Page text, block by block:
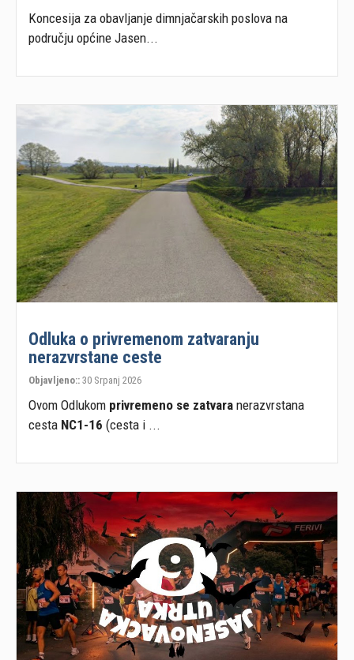
Koncesija za obavljanje dimnjačarskih poslova na
području općine Jasen...
Odluka o privremenom zatvaranju
nerazvrstane ceste
Objavljeno:: 30 Srpanj 2026
Ovom Odlukom privremeno se zatvara nerazvrstana
cesta NC1-16 (cesta i ...